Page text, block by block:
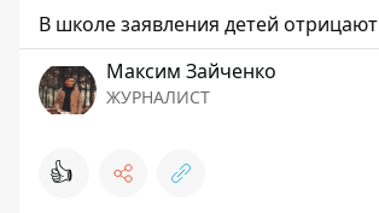
В школе заявления детей отрицают
Максим Зайченко
ЖУРНАЛИСТ
👍